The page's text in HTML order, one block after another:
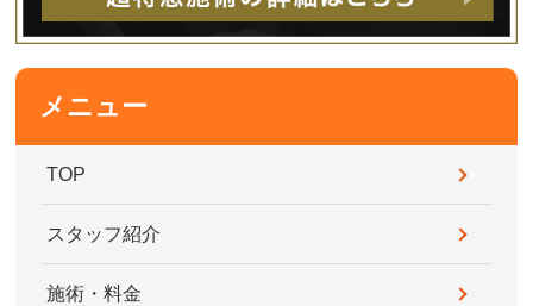
メニュー
TOP
スタッフ紹介
施術・料金